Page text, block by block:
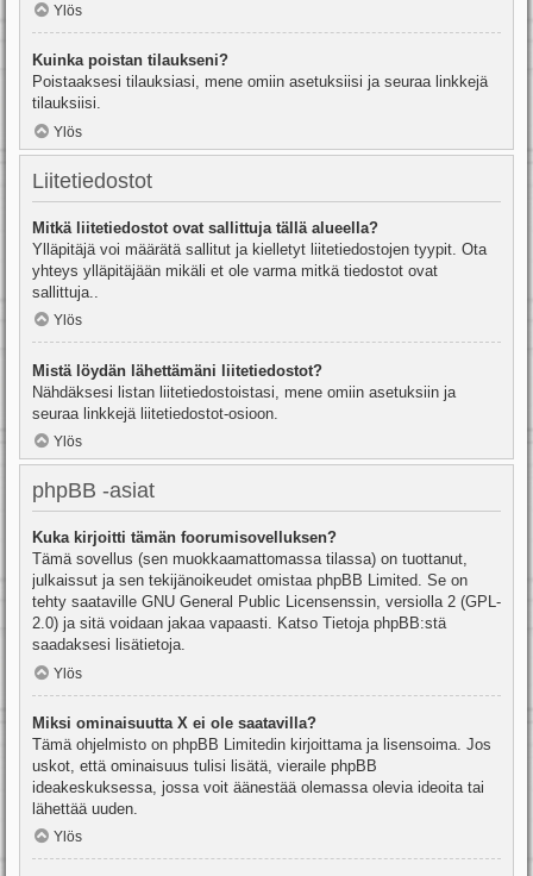
Ylös
Kuinka poistan tilaukseni?
Poistaaksesi tilauksiasi, mene omiin asetuksiisi ja seuraa linkkejä
tilauksiisi.
Ylös
Liitetiedostot
Mitkä liitetiedostot ovat sallittuja tällä alueella?
Ylläpitäjä voi määrätä sallitut ja kielletyt liitetiedostojen tyypit. Ota
yhteys ylläpitäjään mikäli et ole varma mitkä tiedostot ovat
sallittuja..
Ylös
Mistä löydän lähettämäni liitetiedostot?
Nähdäksesi listan liitetiedostoistasi, mene omiin asetuksiin ja
seuraa linkkejä liitetiedostot-osioon.
Ylös
phpBB -asiat
Kuka kirjoitti tämän foorumisovelluksen?
Tämä sovellus (sen muokkaamattomassa tilassa) on tuottanut,
julkaissut ja sen tekijänoikeudet omistaa phpBB Limited. Se on
tehty saataville GNU General Public Licensenssin, versiolla 2 (GPL-
2.0) ja sitä voidaan jakaa vapaasti. Katso Tietoja phpBB:stä
saadaksesi lisätietoja.
Ylös
Miksi ominaisuutta X ei ole saatavilla?
Tämä ohjelmisto on phpBB Limitedin kirjoittama ja lisensoima. Jos
uskot, että ominaisuus tulisi lisätä, vieraile phpBB
ideakeskuksessa , jossa voit äänestää olemassa olevia ideoita tai
lähettää uuden.
Ylös